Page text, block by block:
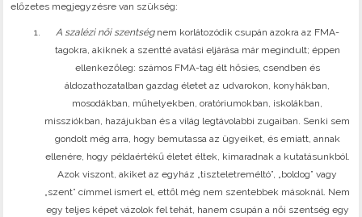
előzetes megjegyzésre van szükség:
A szalézi női szentségnem korlátozódik csupán azokra az FMA-
tagokra, akiknek a szentté avatási eljárása már megindult; éppen
ellenkezőleg: számos FMA-tag élt hősies, csendben és
áldozathozatalban gazdag életet az udvarokon, konyhákban,
mosodákban, műhelyekben, oratóriumokban, iskolákban,
missziókban, hazájukban és a világ legtávolabbi zugaiban. Senki sem
gondolt még arra, hogy bemutassa az ügyeiket, és emiatt, annak
ellenére, hogy példaértékű életet éltek, kimaradnak a kutatásunkból.
Azok viszont, akiket az egyház „tiszteletreméltó”, „boldog” vagy
„szent” címmel ismert el, ettől még nem szentebbek másoknál. Nem
egy teljes képet vázolok fel tehát, hanem csupán a női szentség egy